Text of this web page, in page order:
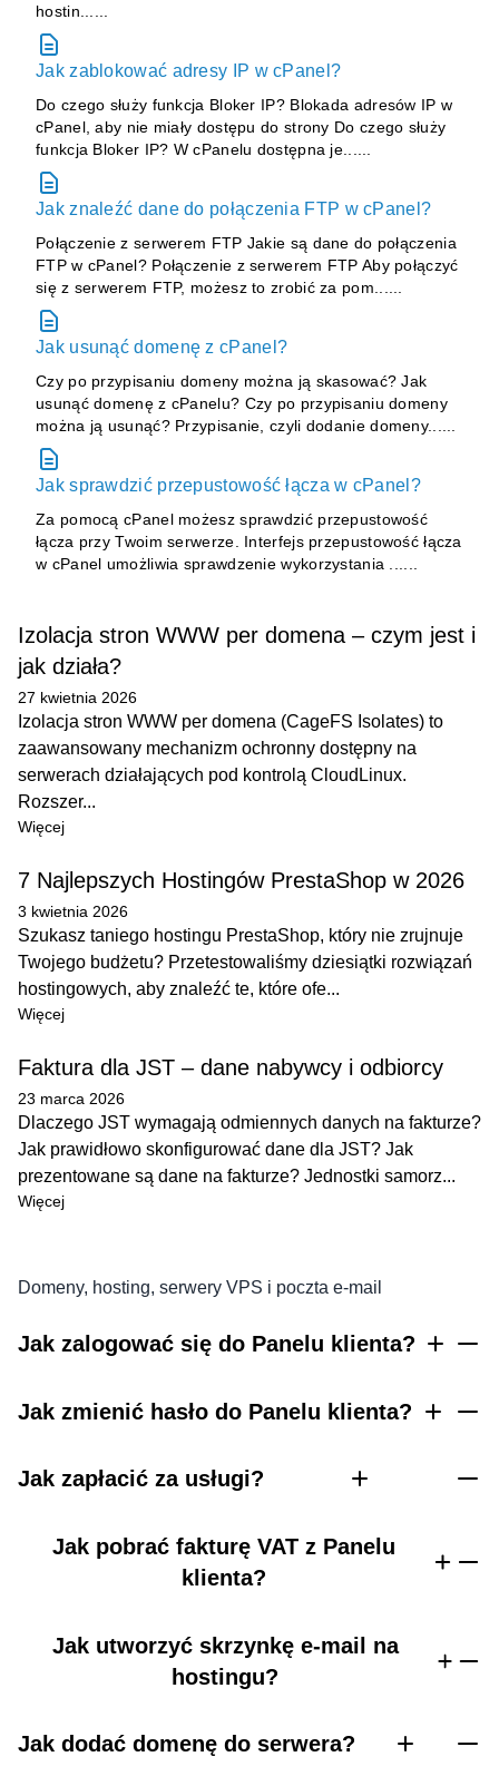
hostin......
Jak zablokować adresy IP w cPanel?
Do czego służy funkcja Bloker IP? Blokada adresów IP w
cPanel, aby nie miały dostępu do strony Do czego służy
funkcja Bloker IP? W cPanelu dostępna je......
Jak znaleźć dane do połączenia FTP w cPanel?
Połączenie z serwerem FTP Jakie są dane do połączenia
FTP w cPanel? Połączenie z serwerem FTP Aby połączyć
się z serwerem FTP, możesz to zrobić za pom......
Jak usunąć domenę z cPanel?
Czy po przypisaniu domeny można ją skasować? Jak
usunąć domenę z cPanelu? Czy po przypisaniu domeny
można ją usunąć? Przypisanie, czyli dodanie domeny......
Jak sprawdzić przepustowość łącza w cPanel?
Za pomocą cPanel możesz sprawdzić przepustowość
łącza przy Twoim serwerze. Interfejs przepustowość łącza
w cPanel umożliwia sprawdzenie wykorzystania ......
Izolacja stron WWW per domena – czym jest i
jak działa?
27 kwietnia 2026
Izolacja stron WWW per domena (CageFS Isolates) to
zaawansowany mechanizm ochronny dostępny na
serwerach działających pod kontrolą CloudLinux.
Rozszer...
Więcej
7 Najlepszych Hostingów PrestaShop w 2026
3 kwietnia 2026
Szukasz taniego hostingu PrestaShop, który nie zrujnuje
Twojego budżetu? Przetestowaliśmy dziesiątki rozwiązań
hostingowych, aby znaleźć te, które ofe...
Więcej
Faktura dla JST – dane nabywcy i odbiorcy
23 marca 2026
Dlaczego JST wymagają odmiennych danych na fakturze?
Jak prawidłowo skonfigurować dane dla JST? Jak
prezentowane są dane na fakturze? Jednostki samorz...
Więcej
Domeny, hosting, serwery VPS i poczta e-mail
Jak zalogować się do Panelu klienta?
Jak zmienić hasło do Panelu klienta?
Jak zapłacić za usługi?
Jak pobrać fakturę VAT z Panelu
klienta?
Jak utworzyć skrzynkę e-mail na
hostingu?
Jak dodać domenę do serwera?